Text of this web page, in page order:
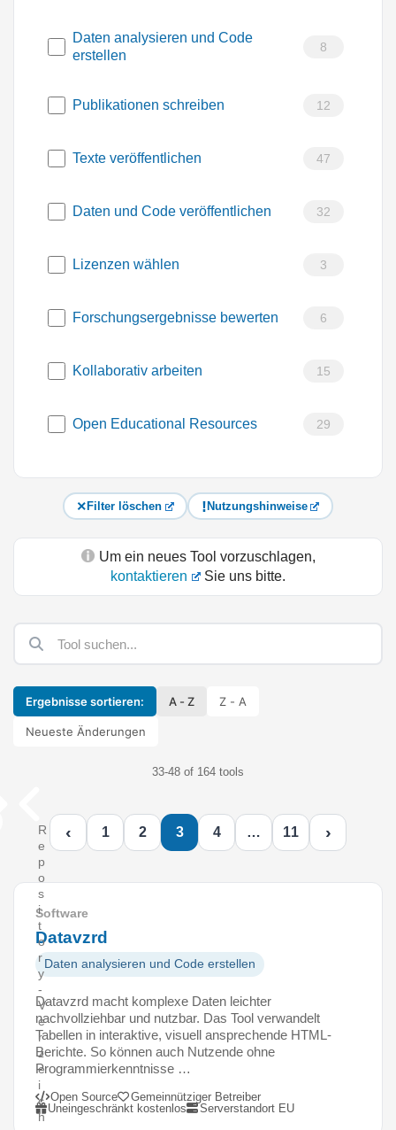
Daten analysieren und Code
erstellen
8
Publikationen schreiben 12
Texte veröffentlichen 47
Daten und Code veröffentlichen 32
Lizenzen wählen 3
Forschungsergebnisse bewerten 6
Kollaborativ arbeiten 15
Open Educational Resources 29
Filter löschen Nutzungshinweise
Um ein neues Tool vorzuschlagen,
kontaktieren
Sie uns bitte.
Ergebnisse sortieren: A - Z Z - A
Neueste Änderungen
33-48 of 164 tools
R
e
p
o
s
i
t
o
r
y
-
V
e
r
z
e
i
c
h
‹ 1 2 3 4 … 11 ›
Software
Datavzrd
Daten analysieren und Code erstellen
Datavzrd macht komplexe Daten leichter
nachvollziehbar und nutzbar. Das Tool verwandelt
Tabellen in interaktive, visuell ansprechende HTML-
Berichte. So können auch Nutzende ohne
Programmierkenntnisse …
Open Source
Gemeinnütziger Betreiber
Uneingeschränkt kostenlos
Serverstandort EU